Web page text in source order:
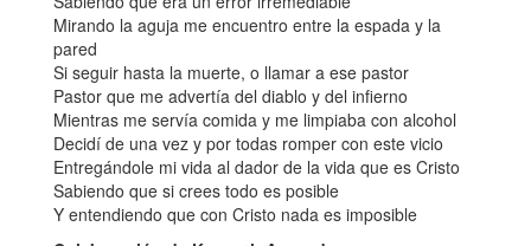
Mirando la aguja me encuentro entre la espada y la
pared
Si seguir hasta la muerte, o llamar a ese pastor
Pastor que me advertía del diablo y del infierno
Mientras me servía comida y me limpiaba con alcohol
Decidí de una vez y por todas romper con este vicio
Entregándole mi vida al dador de la vida que es Cristo
Sabiendo que si crees todo es posible
Y entendiendo que con Cristo nada es imposible